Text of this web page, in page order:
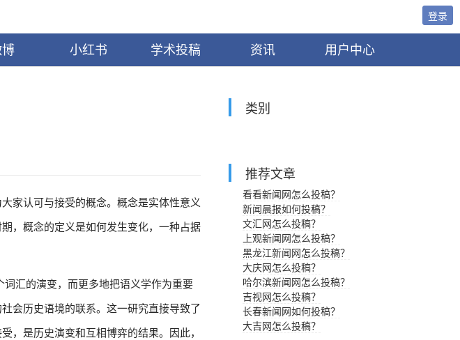
登录
小红书 学术投稿 资讯 用户中心
家认可与接受的概念。概念是实体性意义
，概念的定义是如何发生变化，一种占据
汇的演变，而更多地把语义学作为重要
会历史语境的联系。这一研究直接导致了
，是历史演变和互相博弈的结果。因此，
类别
推荐文章
看看新闻网怎么投稿？
新闻晨报如何投稿？
文汇网怎么投稿？
上观新闻网怎么投稿？
黑龙江新闻网怎么投稿？
大庆网怎么投稿？
哈尔滨新闻网怎么投稿？
吉视网怎么投稿？
长春新闻网如何投稿？
大吉网怎么投稿？